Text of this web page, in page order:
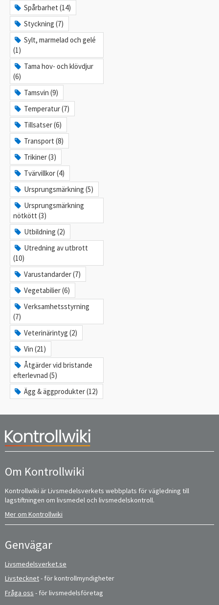
Spårbarhet (14)
Styckning (7)
Sylt, marmelad och gelé
(1)
Tama hov- och klövdjur
(6)
Tamsvin (9)
Temperatur (7)
Tillsatser (6)
Transport (8)
Trikiner (3)
Tvärvillkor (4)
Ursprungsmärkning (5)
Ursprungsmärkning
nötkött (3)
Utbildning (2)
Utredning av utbrott
(10)
Varustandarder (7)
Vegetabilier (6)
Verksamhetsstyrning
(7)
Veterinärintyg (2)
Vin (21)
Åtgärder vid bristande
efterlevnad (5)
Ägg & äggprodukter (12)
Om Kontrollwiki
Kontrollwiki är Livsmedelsverkets webbplats för vägledning till
lagstiftningen om livsmedel och livsmedelskontroll.
Mer om Kontrollwiki
Genvägar
Livsmedelsverket.se
Livstecknet- för kontrollmyndigheter
Fråga oss - för livsmedelsföretag